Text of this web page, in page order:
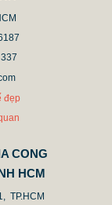
đẹp
CONG
HCM
TP.HCM